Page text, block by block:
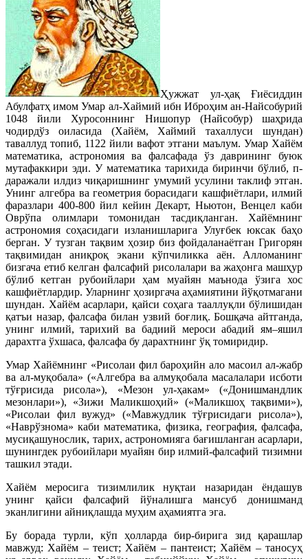
Ҳужжат ул-ҳақ Ғиёсиддин
Абулфатҳ имом Умар ал-Хаймий ибн Иброҳим ан-Найсобурий
1048 йили Хуросоннинг Нишопур (Найсобур) шаҳрида
чодирдўз оиласида (Хайём, Хаймий тахаллуси шундан)
таваллуд топиб, 1122 йили вафот этгани маълум. Умар Хайём
математика, астрономия ва фалсафада ўз даврининг буюк
мутафаккири эди. У математика тарихида биринчи бўлиб, п-
даражали илдиз чиқаришнинг умумий усулини таклиф этган.
Унинг алгебра ва геометрия борасидаги кашфиётлари, илмий
фаразлари 400-800 йил кейин Декарт, Ньютон, Венцел каби
Оврўпа олимлари томонидан тасдиқланган. Хайёмнинг
астрономия соҳасидаги изланишларига Улуғбек юксак баҳо
берган. У тузган тақвим ҳозир биз фойдаланаётган Григорян
тақвимидан аниқроқ экани кўпчиликка аён. Алломанинг
бизгача етиб келган фалсафий рисолалари ва жаҳонга машҳур
бўлиб кетган рубоийлари ҳам муайян маънода ўзига хос
кашфиётлардир. Уларнинг ҳозиргача аҳамиятини йўқотмагани
шундан. Хайём асарлари, қайси соҳага тааллуқли бўлишидан
қатъи назар, фалсафа билан узвий боғлиқ. Бошқача айтганда,
унинг илмий, тарихий ва бадиий мероси абадий ям–яшил
дарахтга ўхшаса, фалсафа бу дарахтнинг ўқ томиридир.
Умар Хайёмнинг «Рисолаи фил бароҳийн ало масоил ал-жабр
ва ал-муқобала» («Алгебра ва алмуқобала масалалари исботи
тўғрисида рисола»), «Мезон ул-ҳакам» («Донишмандлик
мезонлари»), «Зижи Маликшоҳий» («Маликшоҳ тақвими»),
«Рисолаи фил вужуд» («Мавжудлик тўғрисидаги рисола»),
«Наврўзнома» каби математика, физика, география, фалсафa,
мусиқашунослик, тарих, астрономияга бағишланган асарлари,
шунингдек рубоийлари муайян бир илмий-фалсафий тизимни
ташкил этади.
Хайём меросига тизимлилик нуқтаи назаридан ёндашув
унинг қайси фалсафий йўналишга мансуб донишманд
эканлигини айниқлашда муҳим аҳамиятга эга.
Бу борада турли, кўп ҳолларда бир-бирига зид қарашлар
мавжуд: Хайём – теист; Хайём – пантеист; Хайём – таносуҳ